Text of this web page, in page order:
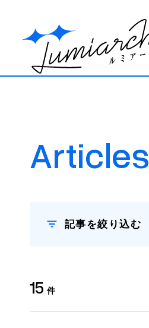
Articles
記事を絞り込む
15 件